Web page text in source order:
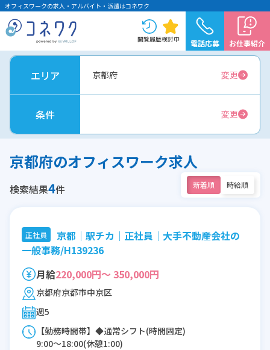
オフィスワークの求人・アルバイト・派遣はコネワク
閲覧履歴検討中 電話応募 お仕事紹介
エリア 京都府 変更
条件 変更
京都府のオフィスワーク求人
検索結果4件 新着順 時給順
正社員
京都│駅チカ│正社員│大手不動産会社の
一般事務/H139236
月給220,000円～ 350,000円
京都府京都市中京区
週5
【勤務時間帯】◆通常シフト(時間固定)
9:00〜18:00(休憩1:00)